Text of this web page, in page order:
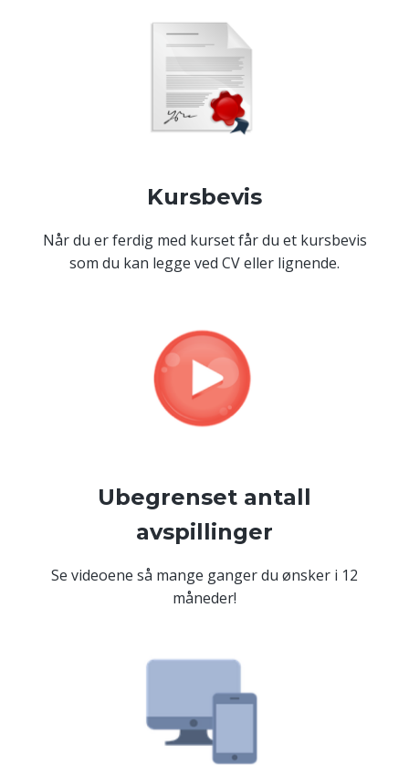
Kursbevis
Når du er ferdig med kurset får du et kursbevis
som du kan legge ved CV eller lignende.
Ubegrenset antall
avspillinger
Se videoene så mange ganger du ønsker i 12
måneder!